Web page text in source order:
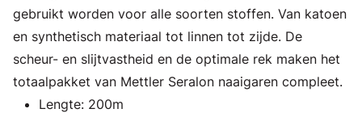
gebruikt worden voor alle soorten stoffen. Van katoen
en synthetisch materiaal tot linnen tot zijde. De
scheur- en slijtvastheid en de optimale rek maken het
totaalpakket van Mettler Seralon naaigaren compleet.
Lengte: 200m